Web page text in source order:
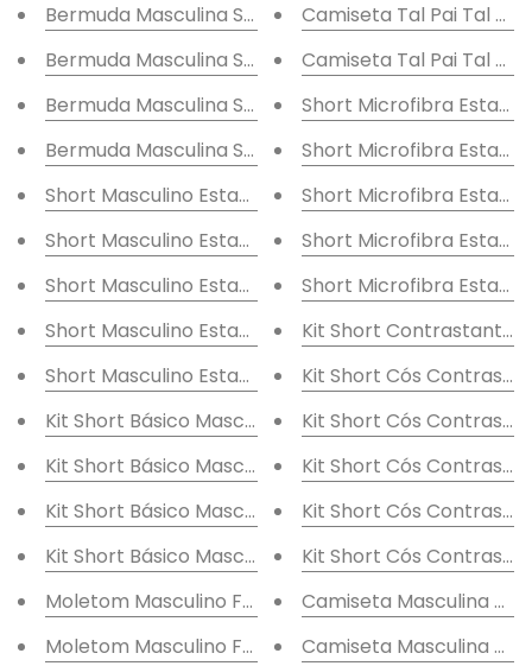
Bermuda Masculina Sarja Listras
Bermuda Masculina Sarja Folhado
Bermuda Masculina Sarja Listras e Folhas
Bermuda Masculina Sarja Linhas
Short Masculino Estampa Barrado
Short Masculino Estampa Tropical
Short Masculino Estampa Folhagens
Short Masculino Estampa Floral
Short Masculino Estampa Textura
Kit Short Básico Masculino Cores
Kit Short Básico Masculino Colors
Kit Short Básico Masculino Multicores
Kit Short Básico Masculino Multicolors
Moletom Masculino Felpado Surfriders
Moletom Masculino Felpado Eject
Camiseta Tal Pai Tal
Camiseta Tal Pai Tal
Short Microfibra
Short Microfibra
Short Microfibra
Short Microfibra
Short Microfibra
Kit Short Contrastante
Kit Short Cós
Kit Short Cós
Kit Short Cós
Kit Short Cós
Kit Short Cós
Camiseta Masculina
Camiseta Masculina